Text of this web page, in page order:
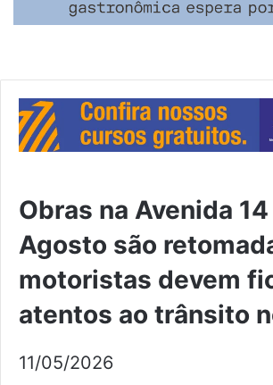
Obras na Avenida
Agosto são
motoristas devem
atentos ao trânsito
11/05/2026